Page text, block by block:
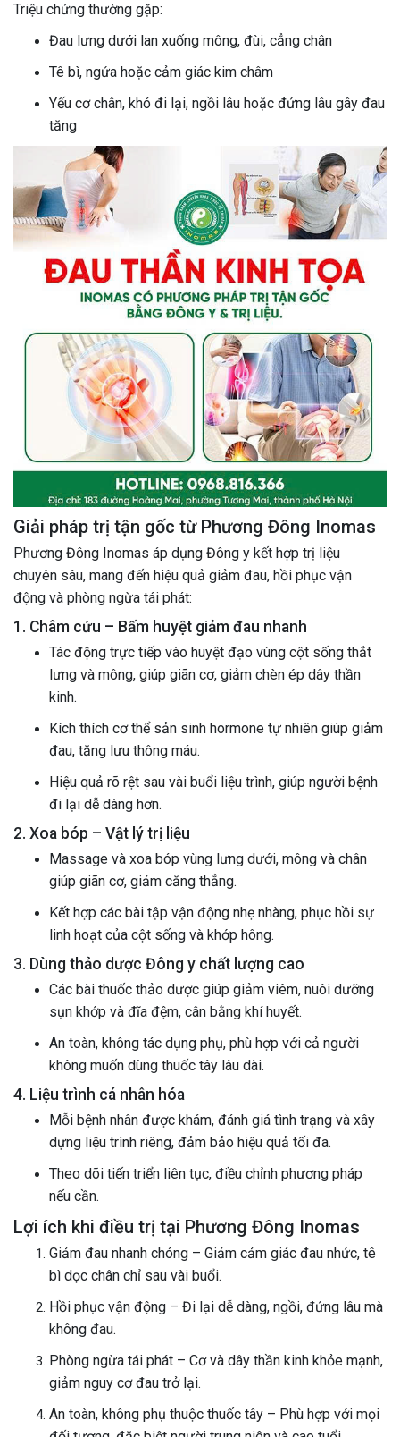
Triệu chứng thường gặp:
Đau lưng dưới lan xuống mông, đùi, cẳng chân
Tê bì, ngứa hoặc cảm giác kim châm
Yếu cơ chân, khó đi lại, ngồi lâu hoặc đứng lâu gây đau
tăng
Giải pháp trị tận gốc từ Phương Đông Inomas
Phương Đông Inomas áp dụng Đông y kết hợp trị liệu
chuyên sâu, mang đến hiệu quả giảm đau, hồi phục vận
động và phòng ngừa tái phát:
1. Châm cứu – Bấm huyệt giảm đau nhanh
Tác động trực tiếp vào huyệt đạo vùng cột sống thắt
lưng và mông, giúp giãn cơ, giảm chèn ép dây thần
kinh.
Kích thích cơ thể sản sinh hormone tự nhiên giúp giảm
đau, tăng lưu thông máu.
Hiệu quả rõ rệt sau vài buổi liệu trình, giúp người bệnh
đi lại dễ dàng hơn.
2. Xoa bóp – Vật lý trị liệu
Massage và xoa bóp vùng lưng dưới, mông và chân
giúp giãn cơ, giảm căng thẳng.
Kết hợp các bài tập vận động nhẹ nhàng, phục hồi sự
linh hoạt của cột sống và khớp hông.
3. Dùng thảo dược Đông y chất lượng cao
Các bài thuốc thảo dược giúp giảm viêm, nuôi dưỡng
sụn khớp và đĩa đệm, cân bằng khí huyết.
An toàn, không tác dụng phụ, phù hợp với cả người
không muốn dùng thuốc tây lâu dài.
4. Liệu trình cá nhân hóa
Mỗi bệnh nhân được khám, đánh giá tình trạng và xây
dựng liệu trình riêng, đảm bảo hiệu quả tối đa.
Theo dõi tiến triển liên tục, điều chỉnh phương pháp
nếu cần.
Lợi ích khi điều trị tại Phương Đông Inomas
Giảm đau nhanh chóng – Giảm cảm giác đau nhức, tê
bì dọc chân chỉ sau vài buổi.
Hồi phục vận động – Đi lại dễ dàng, ngồi, đứng lâu mà
không đau.
Phòng ngừa tái phát – Cơ và dây thần kinh khỏe mạnh,
giảm nguy cơ đau trở lại.
An toàn, không phụ thuộc thuốc tây – Phù hợp với mọi